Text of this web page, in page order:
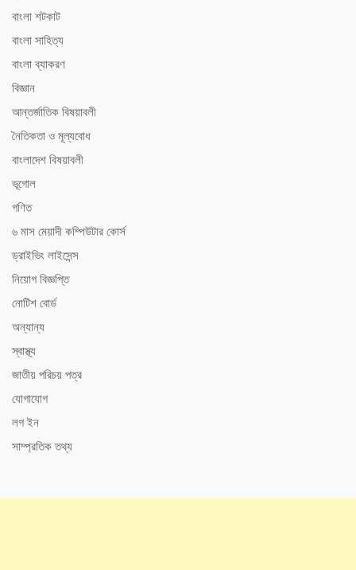
বাংলা শটকাট
বাংলা সাহিত্য
বাংলা ব্যাকরণ
বিজ্ঞান
আন্তর্জাতিক বিষয়াবলী
নৈতিকতা ও মূল্যবোধ
বাংলাদেশ বিষয়াবলী
ভূগোল
গণিত
৬ মাস মেয়াদী কম্পিউটার কোর্স
ড্রাইভিং লাইসেন্স
নিয়োগ বিজ্ঞপ্তি
নোটিশ বোর্ড
অন্যান্য
স্বাস্থ্য
জাতীয় পরিচয় পত্র
যোগাযোগ
লগ ইন
সাম্প্রতিক তথ্য